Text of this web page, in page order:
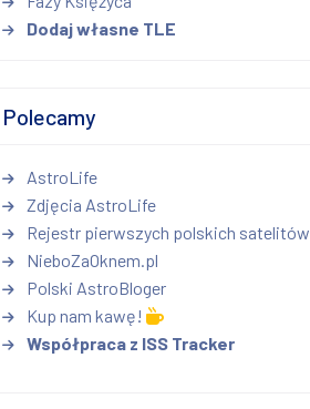
Dodaj własne TLE
Polecamy
AstroLife
Zdjęcia AstroLife
Rejestr pierwszych polskich satelitów
NieboZaOknem.pl
Polski AstroBloger
Kup nam kawę!
Współpraca z ISS Tracker